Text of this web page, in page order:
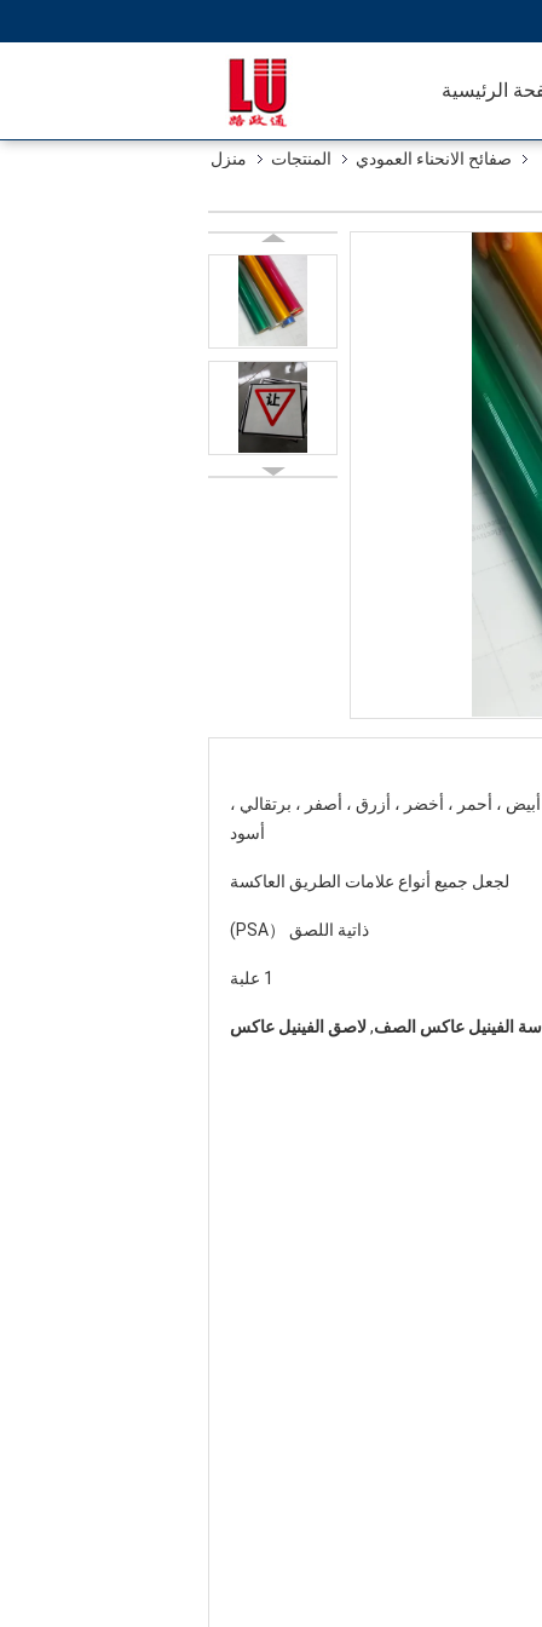
الرئيسية
منزل المنتجات صفائح الانحناء العمودي
أبيض ، أحمر ، أخضر ، أزرق ، أصفر ، برتقالي ،
أسود
لجعل جميع أنواع علامات الطريق العاكسة
ذاتية اللصق （PSA)
1 علبة
الفينيل عاكس الصف,لاصق الفينيل عاكس